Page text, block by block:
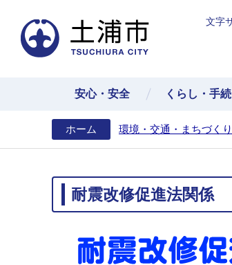
文字
安心・安全 くらし・手
ホーム 環境・交通・まちづくり
耐震改修促進法関係